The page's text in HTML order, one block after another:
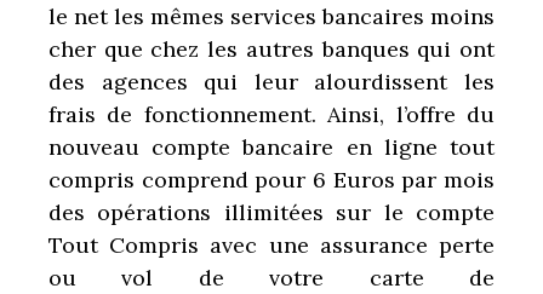
le net les mêmes services bancaires moins
cher que chez les autres banques qui ont
des agences qui leur alourdissent les
frais de fonctionnement. Ainsi, l’offre du
nouveau compte bancaire en ligne tout
compris comprend pour 6 Euros par mois
des opérations illimitées sur le compte
Tout Compris avec une assurance perte
ou vol de votre carte de